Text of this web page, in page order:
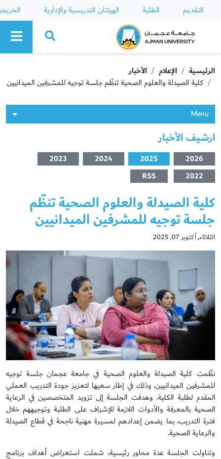
التقديم الطلبة الهيئتان التدريسية والإدارية
Ajman University
الرئيسية الإعلام
الأخبار
كلية الصيدلة والعلوم الصحية تنظّم جلسة توجيه للمشرفين الميدانيين
Menu
ارشيف الأخبار
2026
2025
2024
2023
2022
RSS
كلية الصيدلة والعلوم الصحية تنظّم
جلسة توجيه للمشرفين الميدانيين
الثلاثاء, أكتوبر 07, 2025
نظّمت كلية الصيدلة والعلوم الصحية في جامعة عجمان جلسة توجيه
للمشرفين الميدانيين، وذلك في إطار سعيها لتعزيز جودة التدريب العملي
المقدم لطلبة الكلية. وهدفت الجلسة إلى تزويد المتخصصين في الرعاية
الصحية بالمعرفة والأدوات اللازمة للإشراف على الطلبة وتوجيههم خلال
فترة التدريب، بما يضمن إعدادهم لمسيرة مهنية ناجحة في قطاع الصيدلة
والرعاية الصحية.
وتناولت الجلسة عدة محاور رئيسية، شملت استعراض أهداف برنامج